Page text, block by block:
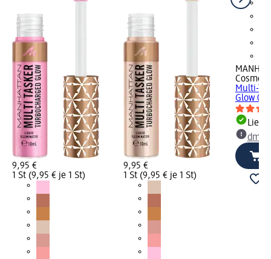
9,95 €
1 St (9,95 € je 1 St)
9,95 €
1 St (9,95 € je 1 St)
Multi-
Glow
dm